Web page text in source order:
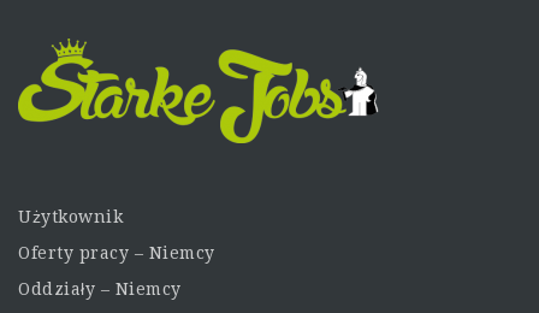
Użytkownik
Oferty pracy – Niemcy
Oddziały – Niemcy